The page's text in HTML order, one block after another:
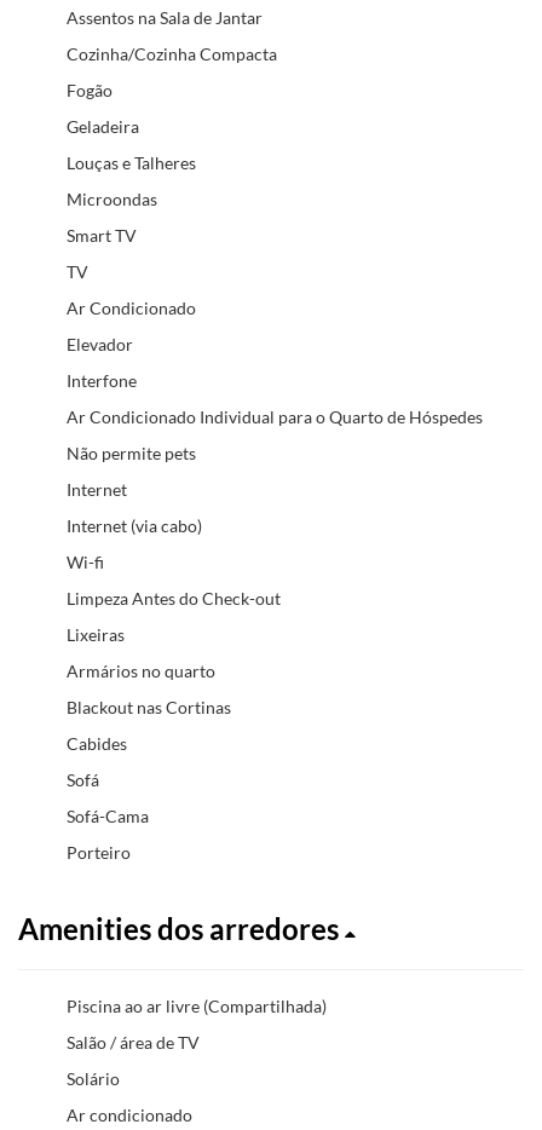
Assentos na Sala de Jantar
Cozinha/Cozinha Compacta
Fogão
Geladeira
Louças e Talheres
Microondas
Smart TV
TV
Ar Condicionado
Elevador
Interfone
Ar Condicionado Individual para o Quarto de Hóspedes
Não permite pets
Internet
Internet (via cabo)
Wi-fi
Limpeza Antes do Check-out
Lixeiras
Armários no quarto
Blackout nas Cortinas
Cabides
Sofá
Sofá-Cama
Porteiro
Amenities dos arredores
Piscina ao ar livre (Compartilhada)
Salão / área de TV
Solário
Ar condicionado